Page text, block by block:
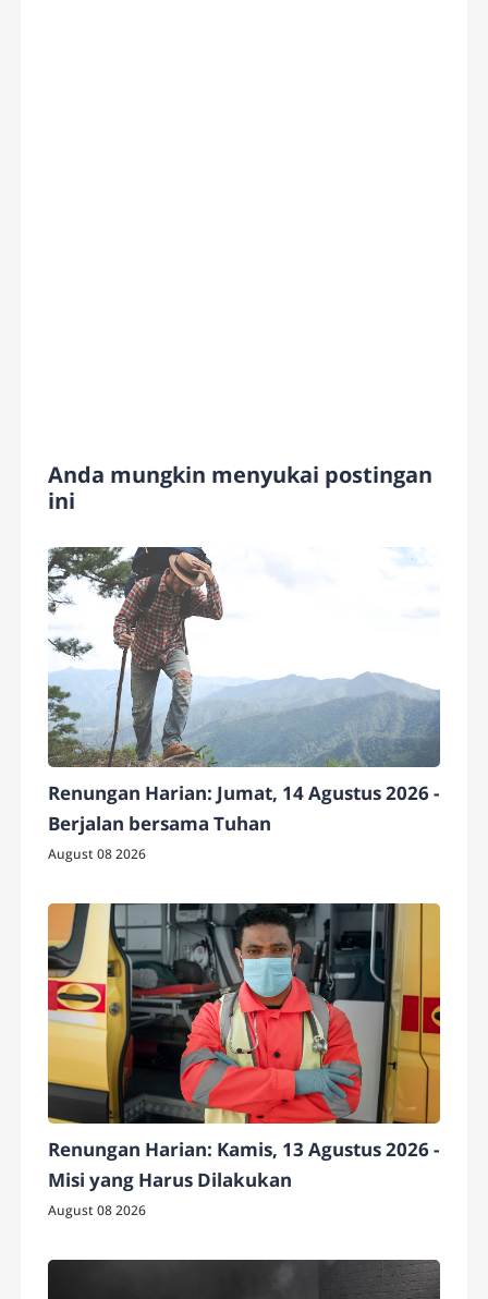
Anda mungkin menyukai postingan
ini
Renungan Harian: Jumat, 14 Agustus 2026 -
Berjalan bersama Tuhan
August 08 2026
Renungan Harian: Kamis, 13 Agustus 2026 -
Misi yang Harus Dilakukan
August 08 2026